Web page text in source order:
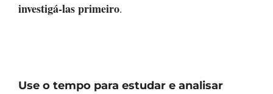
investigá-las primeiro.
Use o tempo para estudar e analisar